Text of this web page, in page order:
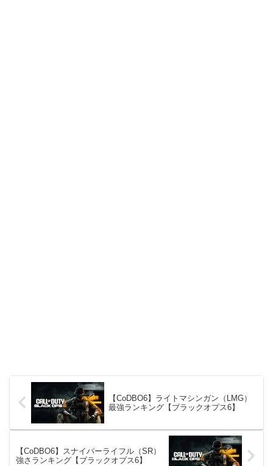
【CoDBO6】ライトマシンガン（LMG）
最強ランキング【ブラックオプス6】
【CoDBO6】スナイパーライフル（SR）
強さランキング【ブラックオプス6】